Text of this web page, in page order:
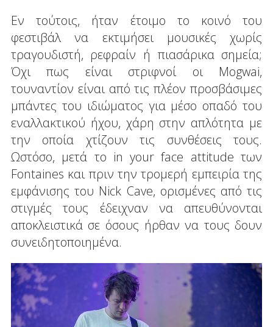
Εν τούτοις, ήταν έτοιμο το κοινό του
φεστιβάλ να εκτιμήσει μουσικές χωρίς
τραγουδιστή, ρεφραίν ή πιασάρικα σημεία;
Όχι πως είναι στριφνοί οι Mogwai,
τουναντίον είναι από τις πλέον προσβάσιμες
μπάντες του ιδιώματος για μέσο οπαδό του
εναλλακτικού ήχου, χάρη στην απλότητα με
την οποία χτίζουν τις συνθέσεις τους.
Ωστόσο, μετά το in your face attitude των
Fontaines και πριν την τρομερή εμπειρία της
εμφάνισης του Nick Cave, ορισμένες από τις
στιγμές τους έδειχναν να απευθύνονται
αποκλειστικά σε όσους ήρθαν να τους δουν
συνειδητοποιημένα.